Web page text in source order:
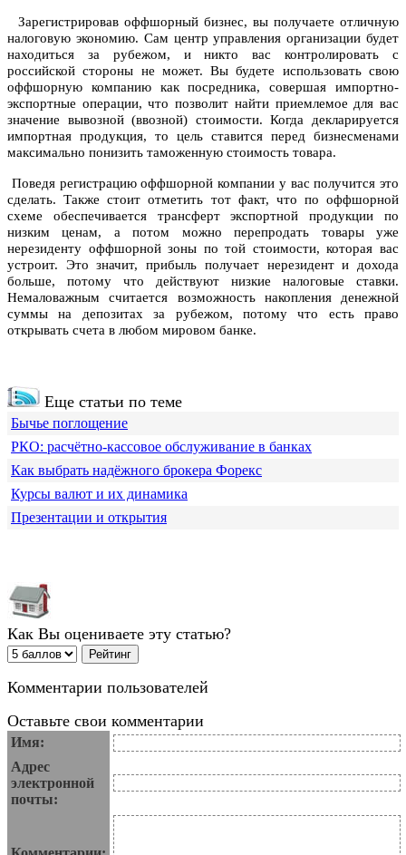
Зарегистрировав оффшорный бизнес, вы получаете отличную
налоговую экономию. Сам центр управления организации будет
находиться за рубежом, и никто вас контролировать с
российской стороны не может.Вы будете использовать свою
оффшорную компанию как посредника, совершая импортно-
экспортные операции, что позволит найти приемлемое для вас
значение вывозной (ввозной) стоимости. Когда декларируется
импортная продукция, то цель ставится перед бизнесменами
максимально понизить таможенную стоимость товара.
Поведя регистрацию оффшорной компании у вас получится это
сделать. Также стоит отметить тот факт, что по оффшорной
схеме обеспечивается трансферт экспортной продукции по
низким ценам, а потом можно перепродать товары уже
нерезиденту оффшорной зоны по той стоимости, которая вас
устроит. Это значит, прибыль получает нерезидент и дохода
больше, потому что действуют низкие налоговые ставки.
Немаловажным считается возможность накопления денежной
суммы на депозитах за рубежом, потому что есть право
открывать счета в любом мировом банке.
Еще статьи по теме
Бычье поглощение
РКО: расчётно-кассовое обслуживание в банках
Как выбрать надёжного брокера Форекс
Курсы валют и их динамика
Презентации и открытия
Как Вы оцениваете эту статью?
Комментарии пользователей
Оставьте свои комментарии
Имя:
Адрес
электронной
почты: